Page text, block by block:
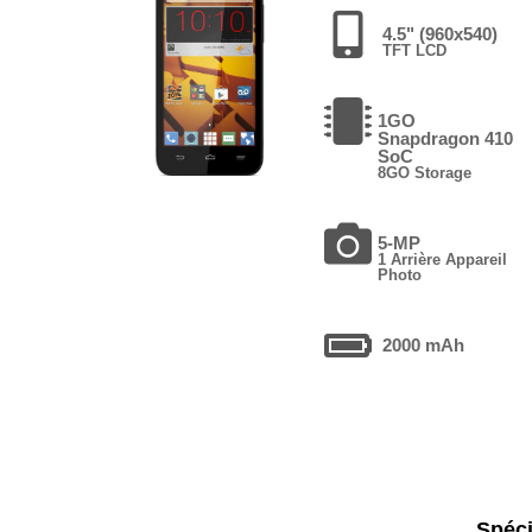
4.5" (960x540)
TFT LCD
1GO
Snapdragon 410
SoC
8GO Storage
5-MP
1 Arrière Appareil
Photo
2000 mAh